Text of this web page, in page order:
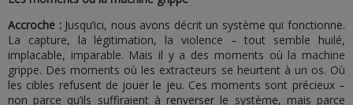
Accroche :Jusqu’ici, nous avons décrit un système qui fonctionne.
La capture, la légitimation, la violence – tout semble huilé,
implacable, imparable. Mais il y a des moments où la machine
grippe. Des moments où les extracteurs se heurtent à un os. Où
les cibles refusent de jouer le jeu. Ces moments sont précieux –
non parce qu’ils suffiraient à renverser le système, mais parce